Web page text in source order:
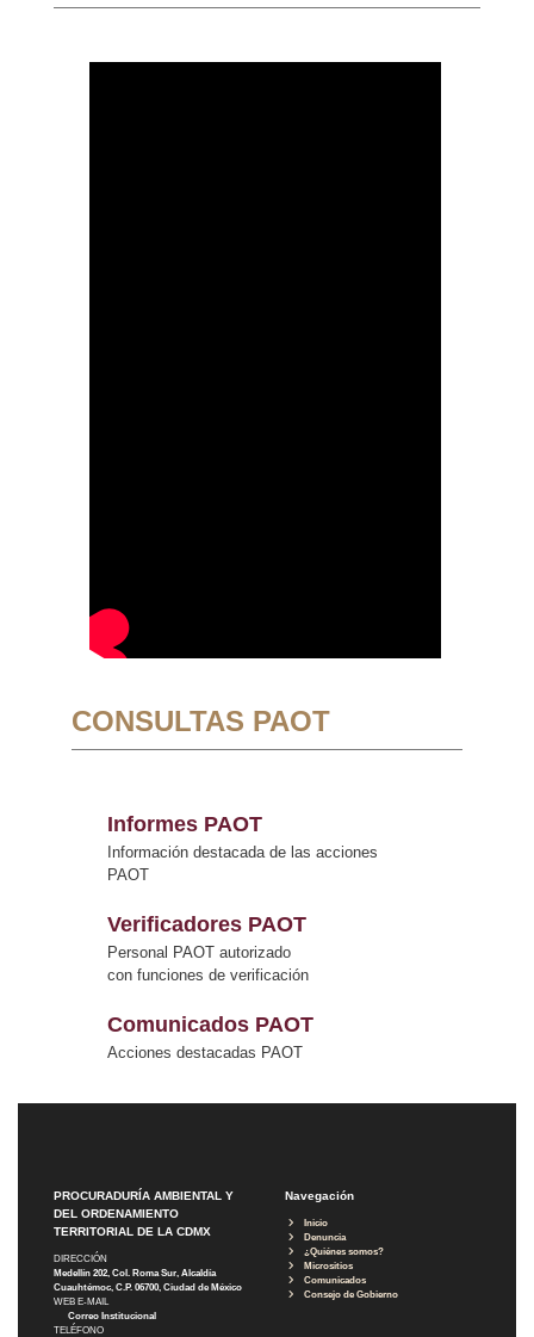
CONSULTAS PAOT
Informes PAOT
Información destacada de las acciones
PAOT
Verificadores PAOT
Personal PAOT autorizado
con funciones de verificación
Comunicados PAOT
Acciones destacadas PAOT
PROCURADURÍA AMBIENTAL Y
DEL ORDENAMIENTO
TERRITORIAL DE LA CDMX
DIRECCIÓN
Medellín 202, Col. Roma Sur, Alcaldía
Cuauhtémoc, C.P. 06700, Ciudad de México
WEB E-MAIL
Correo Institucional
TELÉFONO
Navegación
Inicio
Denuncia
¿Quiénes somos?
Micrositios
Comunicados
Consejo de Gobierno